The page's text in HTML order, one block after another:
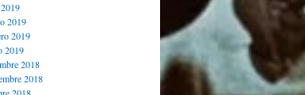
2019
2019
2019
2018
2018